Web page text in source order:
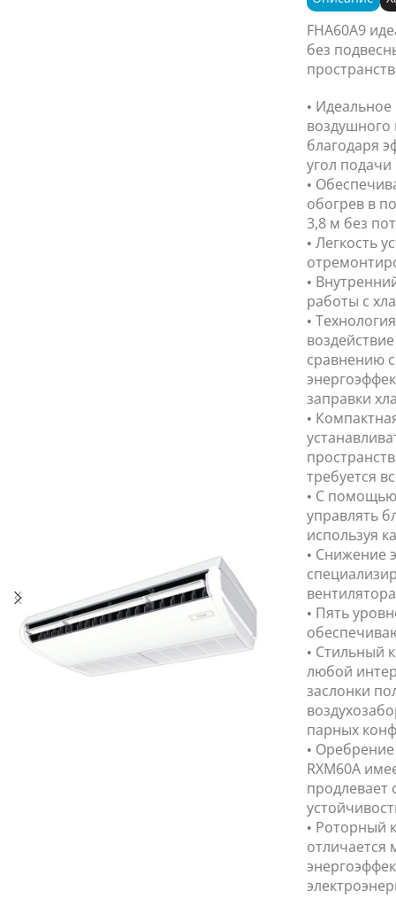
FHA60A9
без
•
благодаря
угол подачи
•
обогрев в
3,8 м без
• Легкость
•
работы с
•
сравнению
заправки
•
требуется
• С
управлять
используя
• Снижение
• Пять
• Стильный
любой
заслонки
парных
•
RXM60A
продлевает
• Роторный